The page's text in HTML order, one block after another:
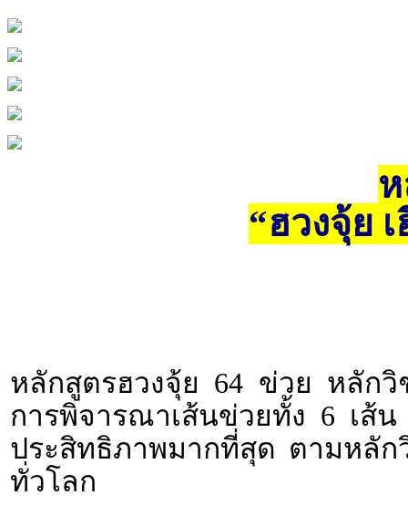
“ฮวงจุ้ย
หลักสูตรฮวงจุ้ย 64 ข่วย หลัก
การพิจารณาเส้นข่วยทั้ง 6 เส้
ประสิทธิภาพมากที่สุด ตามหลั
ทั่วโลก